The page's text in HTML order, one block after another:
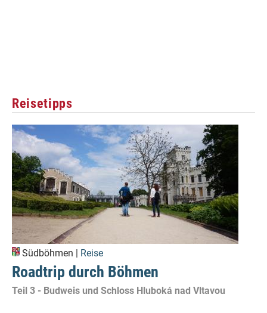
Reisetipps
Südböhmen | Reise
Roadtrip durch Böhmen
Teil 3 - Budweis und Schloss Hluboká nad Vltavou